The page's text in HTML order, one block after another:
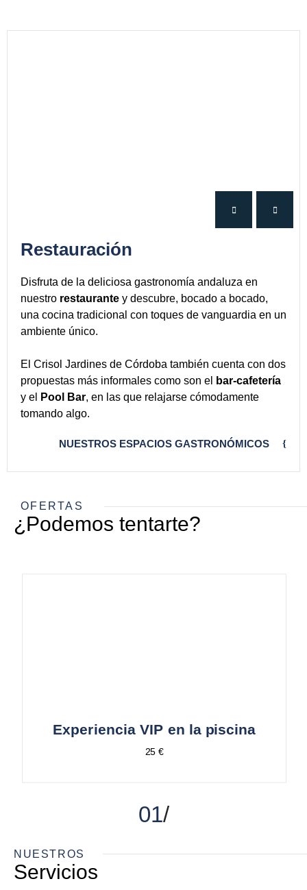
Restauración
Disfruta de la deliciosa gastronomía andaluza en
nuestro restaurante y descubre, bocado a bocado,
una cocina tradicional con toques de vanguardia en un
ambiente único.
El Crisol Jardines de Córdoba también cuenta con dos
propuestas más informales como son el
bar-cafetería
y el
Pool Bar, en las que relajarse cómodamente
tomando algo.
NUESTROS ESPACIOS GASTRONÓMICOS
OFERTAS
¿Podemos tentarte?
01
Experiencia VIP en la piscina
25 €
NUESTROS
Servicios